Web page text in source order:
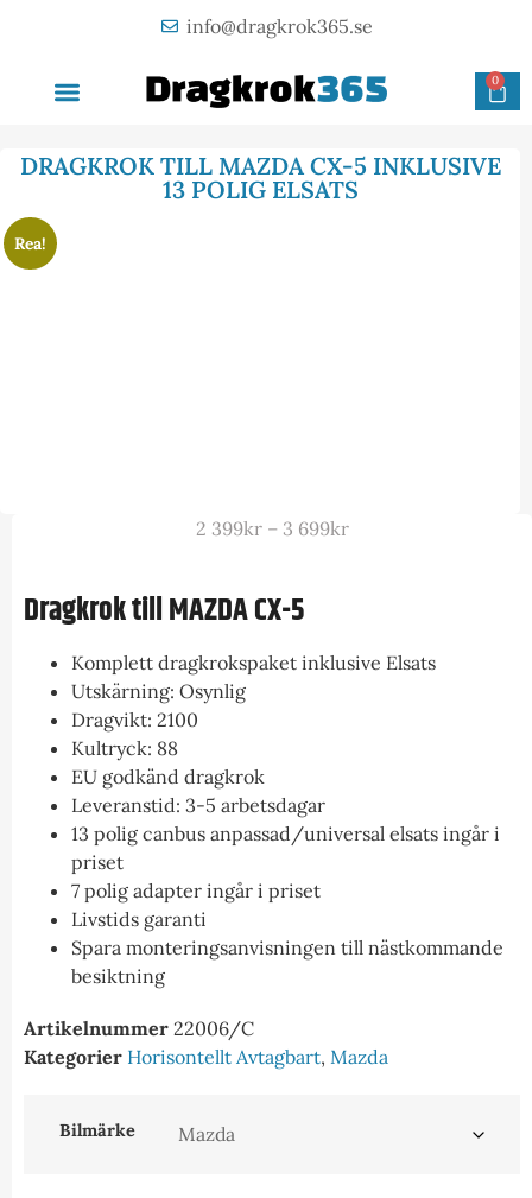
info@dragkrok365.se
0
DRAGKROK TILL MAZDA CX-5 INKLUSIVE
13 POLIG ELSATS
Rea!
2 399kr – 3 699kr
Dragkrok till MAZDA CX-5
Komplett dragkrokspaket inklusive Elsats
Utskärning: Osynlig
Dragvikt: 2100
Kultryck: 88
EU godkänd dragkrok
Leveranstid: 3-5 arbetsdagar
13 polig canbus anpassad/universal elsats ingår i
priset
7 polig adapter ingår i priset
Livstids garanti
Spara monteringsanvisningen till nästkommande
besiktning
Artikelnummer 22006/C
Kategorier Horisontellt Avtagbart, Mazda
Bilmärke